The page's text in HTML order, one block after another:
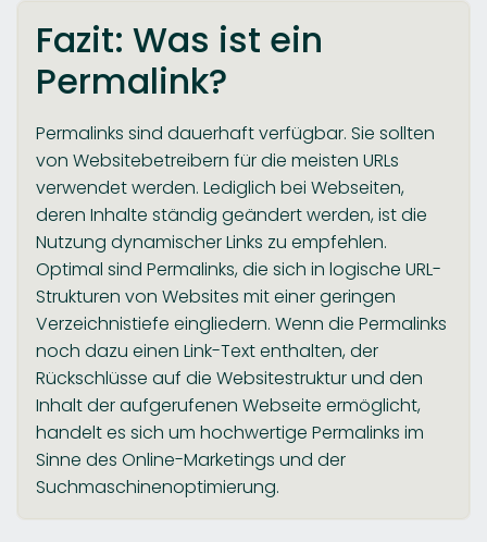
Fazit: Was ist ein
Permalink?
Permalinks sind dauerhaft verfügbar. Sie sollten
von Websitebetreibern für die meisten URLs
verwendet werden. Lediglich bei Webseiten,
deren Inhalte ständig geändert werden, ist die
Nutzung dynamischer Links zu empfehlen.
Optimal sind Permalinks, die sich in logische URL-
Strukturen von Websites mit einer geringen
Verzeichnistiefe eingliedern. Wenn die Permalinks
noch dazu einen Link-Text enthalten, der
Rückschlüsse auf die Websitestruktur und den
Inhalt der aufgerufenen Webseite ermöglicht,
handelt es sich um hochwertige Permalinks im
Sinne des Online-Marketings und der
Suchmaschinenoptimierung.